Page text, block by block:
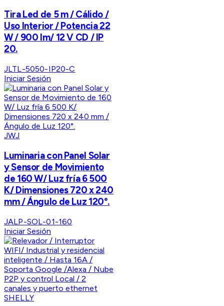
Tira Led de 5 m / Cálido /
Uso Interior / Potencia 22
W / 900 lm/ 12 V CD / IP
20.
JLTL-5050-IP20-C
Iniciar Sesión
JWJ
Luminaria con Panel Solar
y Sensor de Movimiento
de 160 W/ Luz fría 6 500
K/ Dimensiones 720 x 240
mm / Ángulo de Luz 120°.
JALP-SOL-01-160
Iniciar Sesión
SHELLY